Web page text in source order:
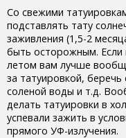
Со свежими
подставлять тату
заживления (1,5-2
быть осторожным. Если
летом вам лучше
за татуировкой,
соленой воды и т.д.
делать татуировки в
успевали зажить в
прямого УФ-излучения.